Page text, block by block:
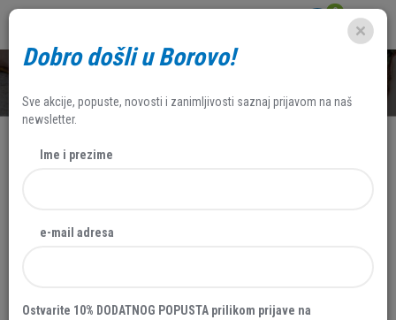
0
Dobro došli u Borovo!
Sve akcije, popuste, novosti i zanimljivosti saznaj prijavom na naš
newsletter.
Ime i prezime
e-mail adresa
Ostvarite 10% DODATNOG POPUSTA prilikom prijave na